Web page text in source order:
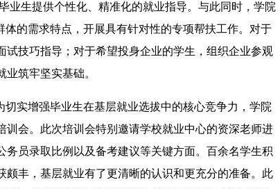
业生提供个性化、精准化的就业指导。与此同时，学院
的需求特点，开展具有针对性的专项帮扶工作。对于
技巧指导；对于希望投身企业的学生，组织企业参观
筑牢坚实基础。
实增强毕业生在基层就业选拔中的核心竞争力，学院
训会。此次培训会特别邀请学校就业中心的资深老师进
员录取比例以及备考建议等关键方面。百余名学生积
丰，基层就业有了更清晰的认识和更充分的准备。此